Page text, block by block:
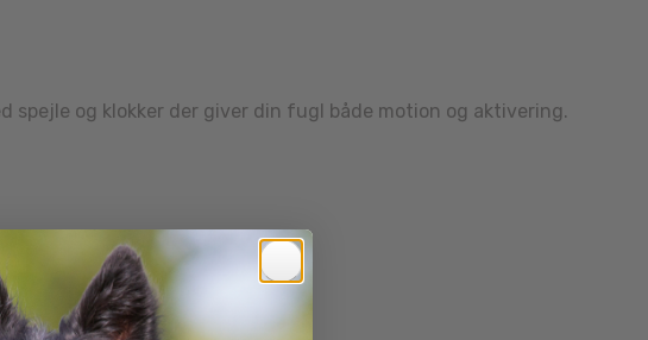
og klokker der giver din fugl både motion og aktivering.